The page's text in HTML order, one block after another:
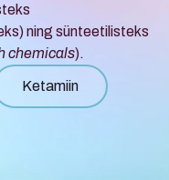
ning sünteetilisteks
chemicals).
Ketamiin